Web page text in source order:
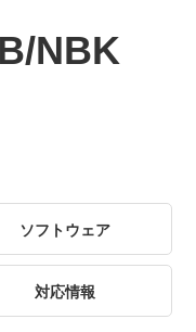
NBK
ソフトウェア
対応情報